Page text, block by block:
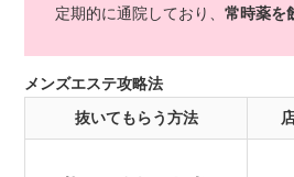
定期的に通院しており、常時薬を
メンズエステ攻略法
抜いてもらう方法